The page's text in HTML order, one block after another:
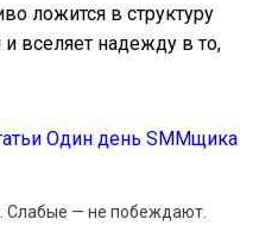
ложится в структуру
вселяет надежду в то,
— не побеждают.